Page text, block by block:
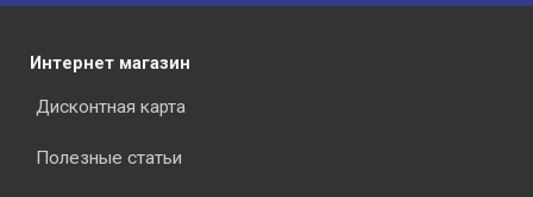
Интернет магазин
Дисконтная карта
Полезные статьи